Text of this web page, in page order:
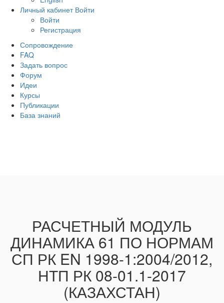
Личный кабинет Войти
Войти
Регистрация
Сопровождение
FAQ
Задать вопрос
Форум
Идеи
Курсы
Публикации
База знаний
РАСЧЕТНЫЙ МОДУЛЬ
ДИНАМИКА 61 ПО НОРМАМ
СП РК EN 1998-1:2004/2012,
НТП РК 08-01.1-2017
(КАЗАХСТАН)